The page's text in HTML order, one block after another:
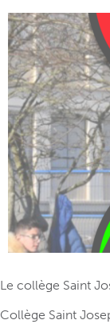
Le collège Saint
Collège Saint